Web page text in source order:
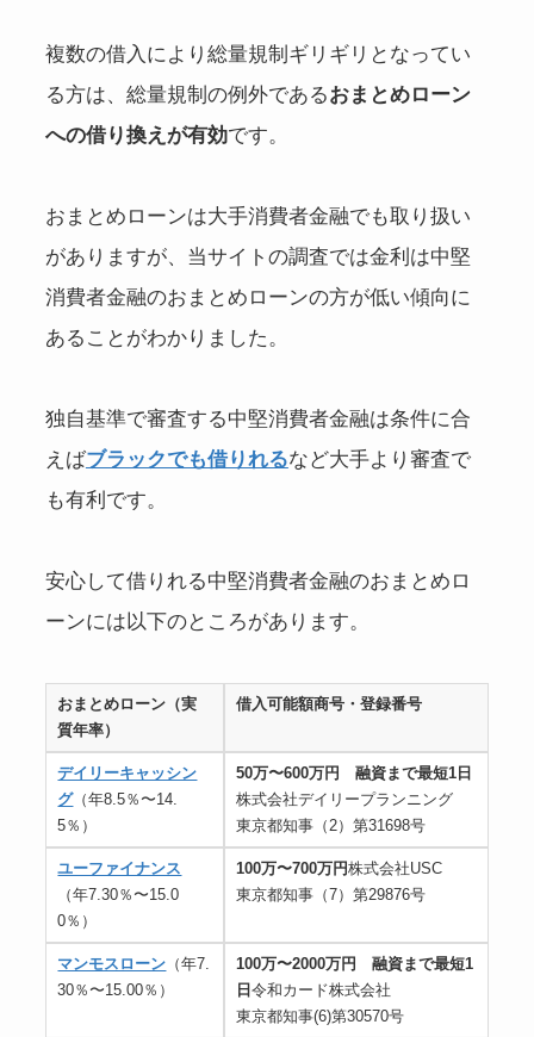
複数の借入により総量規制ギリギリとなってい
る方は、総量規制の例外であるおまとめローン
への借り換えが有効です。
おまとめローンは大手消費者金融でも取り扱い
がありますが、当サイトの調査では金利は中堅
消費者金融のおまとめローンの方が低い傾向に
あることがわかりました。
独自基準で審査する中堅消費者金融は条件に合
えばブラックでも借りれるなど大手より審査で
も有利です。
安心して借りれる中堅消費者金融のおまとめロ
ーンには以下のところがあります。
おまとめローン （実
質年率）
借入可能額商号・登録番号
デイリーキャッシン
グ（年8.5％〜14.
5％）
50万〜600万円 融資まで最短1日
株式会社デイリープランニング
東京都知事（2）第31698号
ユーファイナンス
（年7.30％〜15.0
0％）
100万〜700万円株式会社USC
東京都知事（7）第29876号
マンモスローン （年7.
30％〜15.00％）
100万〜2000万円 融資まで最短1
日令和カード株式会社
東京都知事(6)第30570号